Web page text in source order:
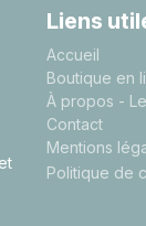
Liens
Accueil
Boutique en
À propos -
Contact
Mentions
Politique de